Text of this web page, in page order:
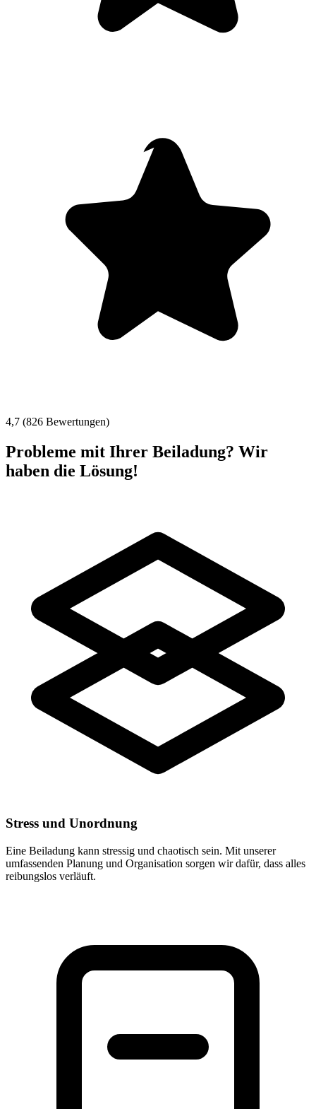
4,7 (826 Bewertungen)
Probleme mit Ihrer Beiladung? Wir
haben die Lösung!
Stress und Unordnung
Eine Beiladung kann stressig und chaotisch sein. Mit unserer
umfassenden Planung und Organisation sorgen wir dafür, dass alles
reibungslos verläuft.